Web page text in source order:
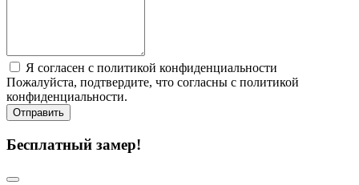
Я согласен с политикой конфиденциальности
Пожалуйста, подтвердите, что согласны с политикой
конфиденциальности.
Отправить
Бесплатный замер!